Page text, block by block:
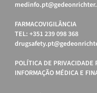
FARMACOVIGILÂNCIA
TEL: +351 239 098 368
POLÍTICA DE PRIVACIDADE
INFORMAÇÃO MÉDICA E